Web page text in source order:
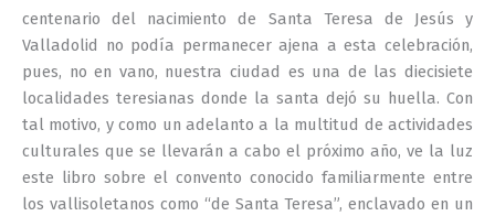
centenario del nacimiento de Santa Teresa de Jesús y
Valladolid no podía permanecer ajena a esta celebración,
pues, no en vano, nuestra ciudad es una de las diecisiete
localidades teresianas donde la santa dejó su huella. Con
tal motivo, y como un adelanto a la multitud de actividades
culturales que se llevarán a cabo el próximo año, ve la luz
este libro sobre el convento conocido familiarmente entre
los vallisoletanos como “de Santa Teresa”, enclavado en un